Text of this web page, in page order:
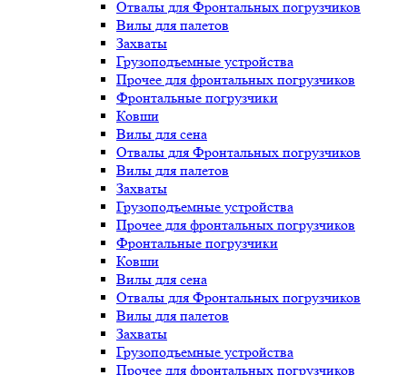
Отвалы для Фронтальных погрузчиков
Вилы для палетов
Захваты
Грузоподъемные устройства
Прочее для фронтальных погрузчиков
Фронтальные погрузчики
Ковши
Вилы для сена
Отвалы для Фронтальных погрузчиков
Вилы для палетов
Захваты
Грузоподъемные устройства
Прочее для фронтальных погрузчиков
Фронтальные погрузчики
Ковши
Вилы для сена
Отвалы для Фронтальных погрузчиков
Вилы для палетов
Захваты
Грузоподъемные устройства
Прочее для фронтальных погрузчиков